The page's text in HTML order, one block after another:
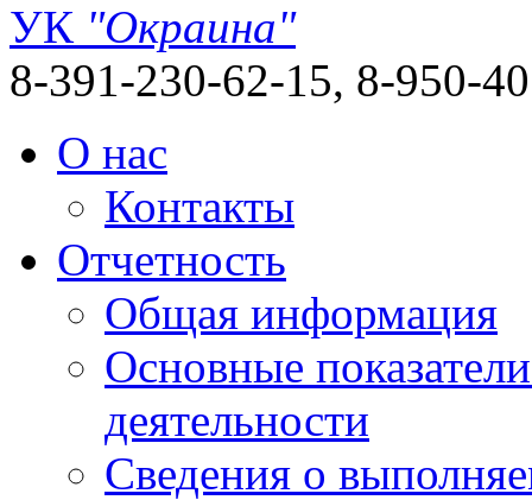
УК "Окраина"
8-391-230-62-15, 8-950-
О нас
Контакты
Отчетность
Общая информация
Основные
деятельности
Сведения о